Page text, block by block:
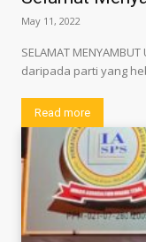
May 11, 2022
SELAMAT
daripada parti yang
Read more